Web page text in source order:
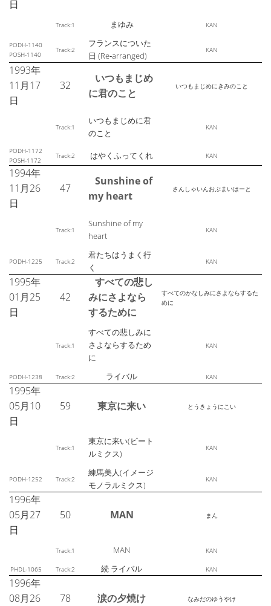
日
Track:1 まゆみ KAN
PODH-1140
POSH-1140
Track:2
フランスについた
日 (Re‐arranged)
KAN
1993年
11月17
日
32
いつもまじめ
に君のこと
いつもまじめにきみのこと
Track:1
いつもまじめに君
のこと
KAN
PODH-1172
POSH-1172
Track:2 はやくふってくれ KAN
1994年
11月26
日
47
Sunshine of
my heart
さんしゃいんおぶまいはーと
Track:1
Sunshine of my
heart
KAN
PODH-1225 Track:2
君たちはうまく行
く
KAN
1995年
01月25
日
42
すべての悲し
みにさよなら
するために
すべてのかなしみにさよならするた
めに
Track:1
すべての悲しみに
さよならするため
に
KAN
PODH-1238 Track:2 ライバル KAN
1995年
05月10
日
59 東京に来い とうきょうにこい
Track:1
東京に来い(ビート
ルミクス)
KAN
PODH-1252 Track:2
練馬美人(イメージ
モノラルミクス)
KAN
1996年
05月27
日
50 MAN まん
Track:1 MAN KAN
PHDL-1065 Track:2 続 ライバル KAN
1996年
08月26
78 涙の夕焼け なみだのゆうやけ